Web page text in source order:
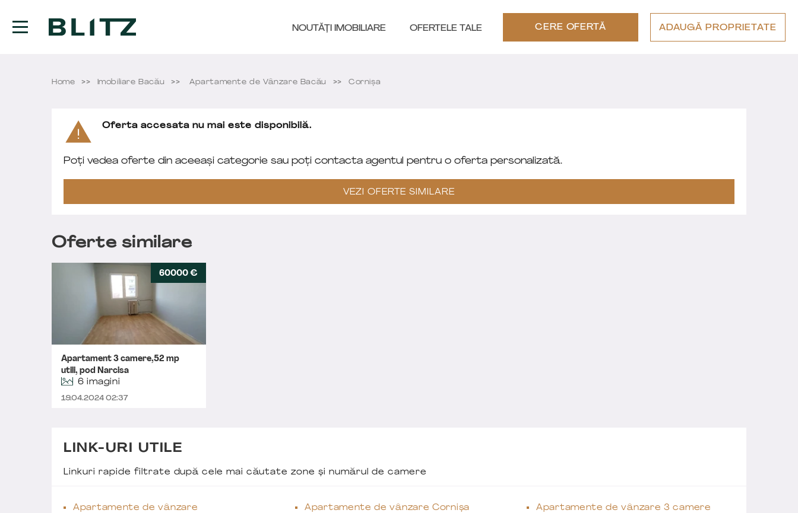
NOUTĂȚI IMOBILIARE OFERTELE TALE CERE OFERTĂ ADAUGĂ PROPRIETATE
Home Imobiliare Bacău Apartamente de Vânzare Bacău Cornișa
Oferta accesata nu mai este disponibilă.
Poți vedea oferte din aceeași categorie sau poți contacta agentul pentru o oferta personalizată.
VEZI OFERTE SIMILARE
Oferte similare
60000 €
Apartament 3 camere,52 mp
utili, pod Narcisa
6 imagini
19.04.2024 02:37
LINK-URI UTILE
Linkuri rapide filtrate după cele mai căutate zone și numărul de camere
Apartamente de vânzare Apartamente de vânzare Cornișa Apartamente de vânzare 3 camere